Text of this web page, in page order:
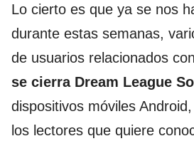
Lo cierto es que ya se nos
durante estas semanas,
de usuarios relacionados
se cierra Dream League
dispositivos móviles
los lectores que quiere